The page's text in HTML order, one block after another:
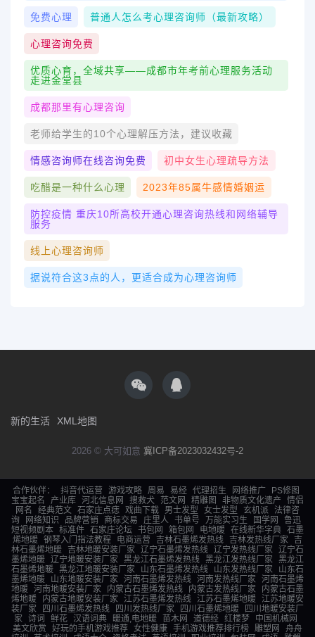
免费心理 普通人怎么考心理咨询师（最新攻略）
心理咨询免费
优质心育，全域共享——成都市年考前心理服务活动
走进金堂县
成都那里有心理咨询
老师给学生的10个心理解压方法，建议收藏
情感咨询师在线咨询免费 初中女生心理疏导方法
吃醋是一种什么心理 2023年85属牛感情婚姻运
防控疫情 重庆10所高校开通心理咨询热线和网络辅导
服务
线上心理咨询师
据说符合这3点的人，更适合成为心理咨询师
新的生活 XML地图
2026 © 大可如意 冀ICP备2023032432号-2
合作伙伴： 抖音代运营 游戏攻略 周易 易经 代理招生 网络推广
PS修图
宝宝起名
产业库 河北信息网 搜救犬 范文网 精雕图 非物质文化遗产
情侣
网名
经典范文 石家庄点痣 戏曲下载 男士发型 女士发型 玄机派
法律咨
询
网络知识 品牌营销 商标交易 庄里人 书单号 万能实习生 国学网
鲁迅
短视频剧本 标准件 石家庄论坛 书包网 箱包网 电地暖 在线新华字典 石墨
烯地暖 钢琴入门指法教程 电商运营 吉林石墨烯发热线 吉林发热线厂家
吉
林石墨烯地暖
吉林地暖安装厂家 辽宁石墨烯发热线 辽宁发热线厂家
辽宁石
墨烯地暖 辽宁地暖安装厂家 黑龙江石墨烯发热线 黑龙江发热线厂家
黑龙江
石墨烯地暖 黑龙江地暖安装厂家 山东石墨烯发热线 山东发热线厂家
山东石
墨烯地暖
山东地暖安装厂家 河南石墨烯发热线 河南发热线厂家
河南石墨烯
地暖 河南地暖安装厂家 内蒙古石墨烯发热线 内蒙古发热线厂家
内蒙古石墨
烯地暖
内蒙古地暖安装厂家 江苏石墨烯发热线 江苏石墨烯地暖
江苏地暖安
装厂家
四川石墨烯发热线 四川发热线厂家 四川石墨烯地暖
四川地暖安装厂
家
诗词 鲜花 汉语词典 暖通,电地暖 苗木网 道德经 红楼梦
中国机械网
美文欣赏
好玩的手机游戏推荐 女性健康 手机游戏推荐排行榜 雕塑网
舟舟